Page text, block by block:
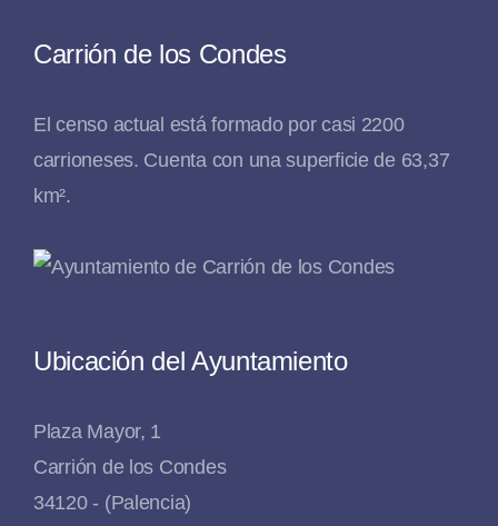
Carrión de los Condes
El censo actual está formado por casi 2200
carrioneses. Cuenta con una superficie de 63,37
km².
Ubicación del Ayuntamiento
Plaza Mayor, 1
Carrión de los Condes
34120 - (Palencia)